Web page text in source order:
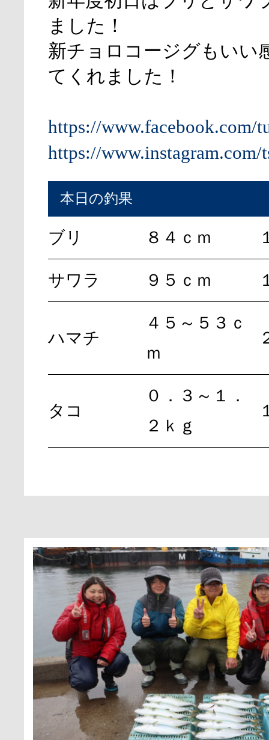
ました！
新チョロコージグもいい
てくれました！
https://www.facebook.com/
https://www.instagram.com/
本日の釣果
ブリ ８４ｃｍ
サワラ ９５ｃｍ
ハマチ
４５～５３ｃ
ｍ
タコ
０．３～１．
２ｋｇ